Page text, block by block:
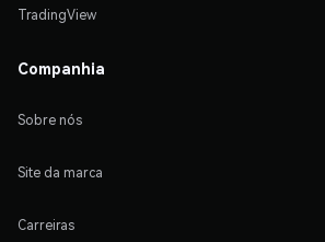
TradingView
Companhia
Sobre nós
Site da marca
Carreiras